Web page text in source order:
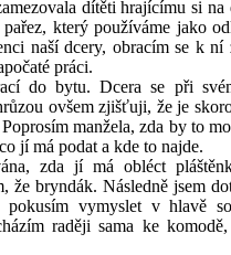
dítěti hrajícímu si na
který používáme jako
naší dcery, obracím se k ní
práci.
do bytu. Dcera se při
ovšem zjišťuji, že je
manžela, zda by to
jí má podat a kde to najde.
zda jí má obléct
že bryndák. Následně jsem
vymyslet v hlavě
raději sama ke